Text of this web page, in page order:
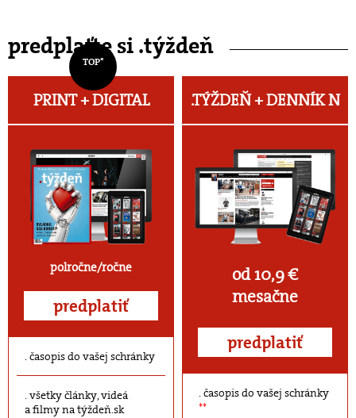
predplaťte si .týždeň
TOP*
PRINT + DIGITAL
polročne/ročne
predplatiť
časopis do vašej schránky
všetky články, videá
a filmy na týždeň.sk
.TÝŽDEŇ +DENNÍK N
od 10,9 €
mesačne
predplatiť
časopis do vašej schránky
**